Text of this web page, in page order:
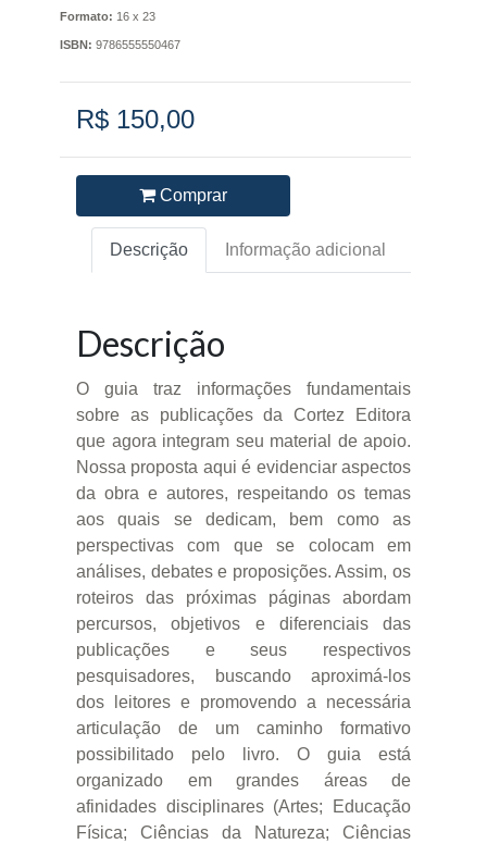
Formato: 16 x 23
ISBN: 9786555550467
R$ 150,00
Comprar
Descrição Informação adicional
Descrição
O guia traz informações fundamentais
sobre as publicações da Cortez Editora
que agora integram seu material de apoio.
Nossa proposta aqui é evidenciar aspectos
da obra e autores, respeitando os temas
aos quais se dedicam, bem como as
perspectivas com que se colocam em
análises, debates e proposições. Assim, os
roteiros das próximas páginas abordam
percursos, objetivos e diferenciais das
publicações e seus respectivos
pesquisadores, buscando aproximá-los
dos leitores e promovendo a necessária
articulação de um caminho formativo
possibilitado pelo livro. O guia está
organizado em grandes áreas de
afinidades disciplinares (Artes; Educação
Física; Ciências da Natureza; Ciências